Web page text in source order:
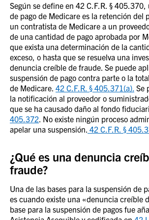
Según se define en 42 C.F.R. § 405.370,
de pago de Medicare es la retención del
un contratista de Medicare a un
de una cantidad de pago aprobada por
que exista una determinación de la
exceso, o hasta que se resuelva una
denuncia creíble de fraude. Se puede
suspensión de pago contra parte o la
de Medicare. 42 C.F.R. § 405.371(a). Se
la notificación al proveedor o
que se ha causado daño al fondo
405.372. No existe ningún proceso
apelar una suspensión. 42 C.F.R. §
¿Qué es una denuncia
fraude?
Una de las bases para la suspensión de
es cuando existe una «denuncia creíble
base para la suspensión de pagos fue